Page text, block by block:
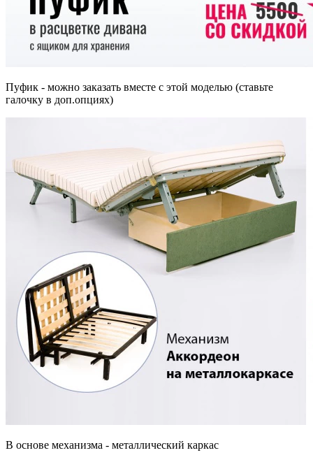
Пуфик - можно заказать вместе с этой моделью (ставьте
галочку в доп.опциях)
В основе механизма - металлический каркас